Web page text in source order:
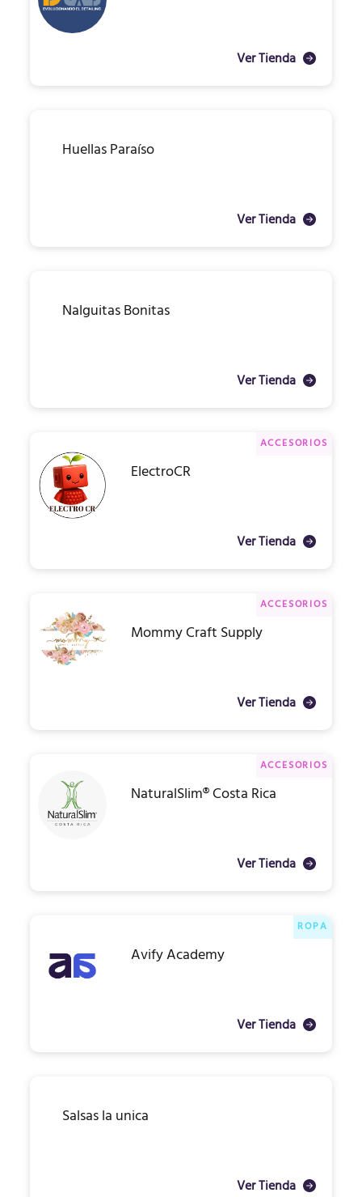
Ver Tienda
Huellas Paraíso
Ver Tienda
Nalguitas Bonitas
Ver Tienda
ACCESORIOS
ElectroCR
Ver Tienda
ACCESORIOS
Mommy Craft Supply
Ver Tienda
ACCESORIOS
NaturalSlim® Costa Rica
Ver Tienda
ROPA
Avify Academy
Ver Tienda
Salsas la unica
Ver Tienda